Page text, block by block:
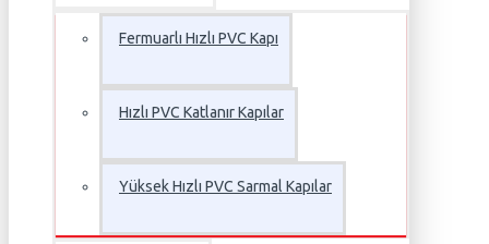
Fermuarlı Hızlı PVC Kapı
Hızlı PVC Katlanır Kapılar
Yüksek Hızlı PVC Sarmal Kapılar